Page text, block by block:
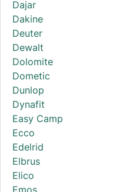
Dajar
Dakine
Deuter
Dewalt
Dolomite
Dometic
Dunlop
Dynafit
Easy Camp
Ecco
Edelrid
Elbrus
Elico